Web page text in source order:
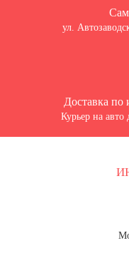
ул.
Доставка по
Курьер на авто